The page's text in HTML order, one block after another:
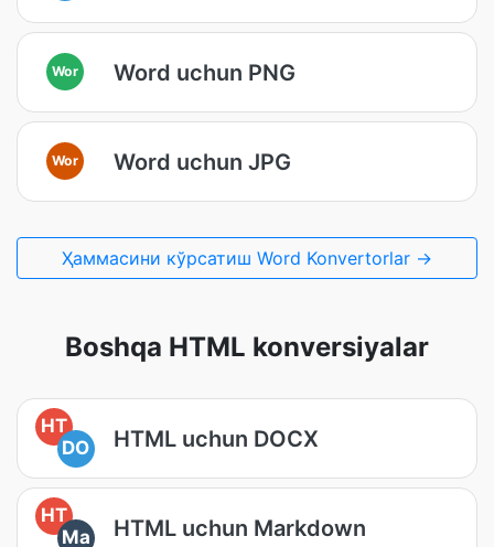
Wor Word uchun PNG
Wor Word uchun JPG
Ҳаммасини кўрсатиш Word Konvertorlar →
Boshqa HTML konversiyalar
HT
DO
HTML uchun DOCX
HT
Ma
HTML uchun Markdown